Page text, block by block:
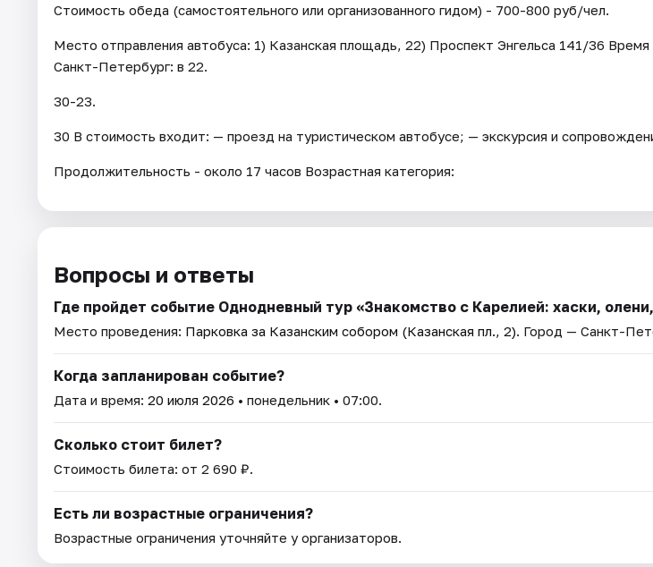
Стоимость обеда (самостоятельного или организованного гидом) - 700-800 руб/чел.
Место отправления автобуса: 1) Казанская площадь, 22) Проспект Энгельса 141/36 Время
Санкт-Петербург: в 22.
30-23.
30 В стоимость входит: — проезд на туристическом автобусе; — экскурсия и
Продолжительность - около 17 часов Возрастная категория:
Вопросы и ответы
Где пройдет событие Однодневный тур «Знакомство с Карелией: хаски,
Место проведения: Парковка за Казанским собором (Казанская пл., 2). Город — Санкт-
Когда запланирован событие?
Дата и время: 20 июля 2026 • понедельник • 07:00.
Сколько стоит билет?
Стоимость билета: от 2 690 ₽.
Есть ли возрастные ограничения?
Возрастные ограничения уточняйте у организаторов.